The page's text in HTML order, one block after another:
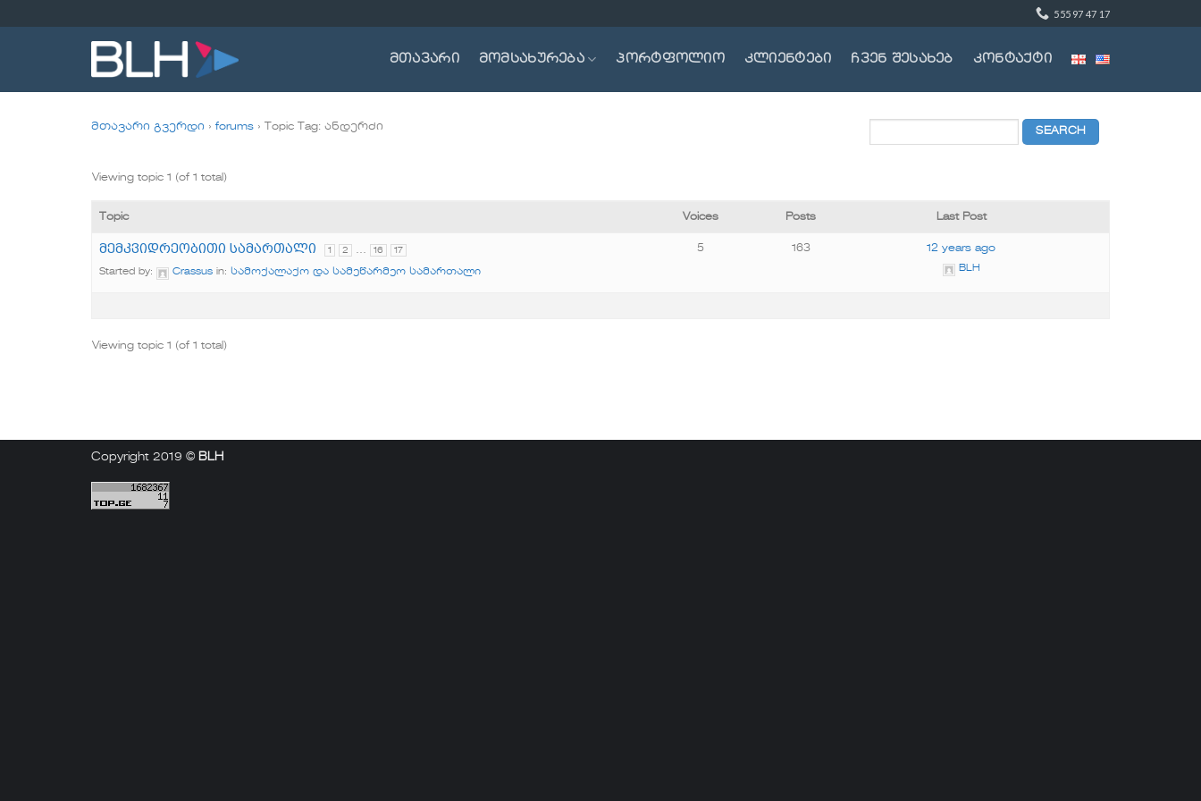
to
555 97 47 17
მთავარი მომსახურება პორტფოლიო კლიენტები ჩვენ შესახებ კონტაქტი
მთავარი გვერდი › forums › Topic Tag: ანდერძი
Viewing topic 1 (of 1 total)
Topic Voices Posts Last Post
მემკვიდრეობითი სამართალი 1 2 … 16 17
Started by: Crassus in: სამოქალაქო და სამეწარმეო სამართალი
5 163 12 years ago
BLH
Viewing topic 1 (of 1 total)
Copyright 2019 © BLH